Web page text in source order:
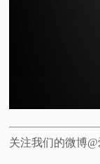
关注我们的微博